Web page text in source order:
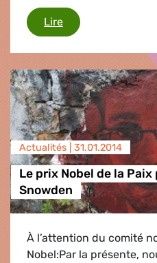
LirePrix Nobel de la
Actualités | 31.01.2014
Le prix Nobel de la Paix
Snowden
À l’attention du comité
Nobel:Par la présente,